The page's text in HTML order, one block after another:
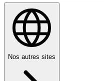
Nos autres sites